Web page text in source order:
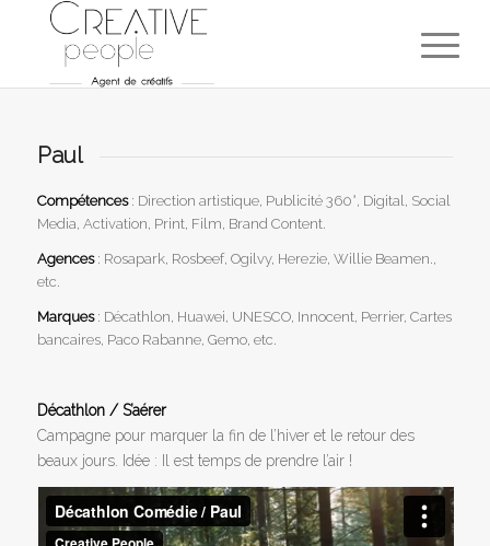
Paul
Compétences: Direction artistique, Publicité 360°, Digital, Social
Media, Activation, Print, Film, Brand Content.
Agences: Rosapark, Rosbeef, Ogilvy, Herezie, Willie Beamen.,
etc.
Marques: Décathlon, Huawei, UNESCO, Innocent, Perrier, Cartes
bancaires, Paco Rabanne, Gemo, etc.
Décathlon / S’aérer
Campagne pour marquer la fin de l’hiver et le retour des
beaux jours. Idée : Il est temps de prendre l’air !